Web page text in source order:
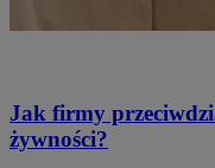
Jak firmy
żywności?